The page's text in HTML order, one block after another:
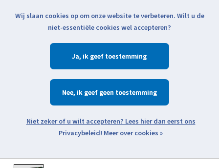
Klik voor actuele verzendinformatie...
Verlanglijst
Zoeken
Open webshop menu
Wij slaan cookies op om onze website te verbeteren. Wilt u de
niet-essentiële cookies wel accepteren?
Ja
Nee
Meer over cookies »